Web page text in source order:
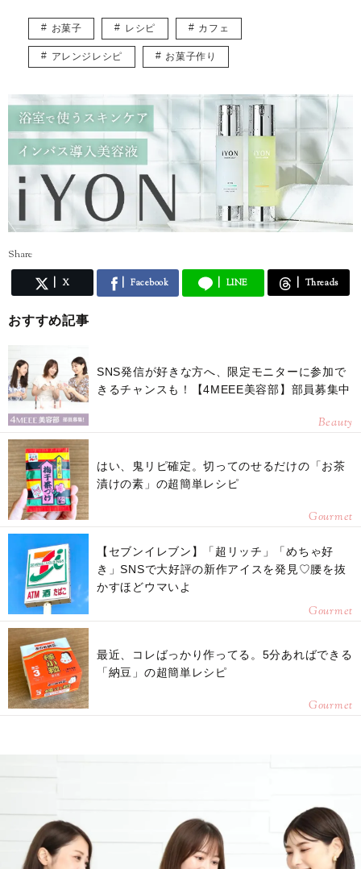
お菓子 レシピ カフェ
アレンジレシピ お菓子作り
Share
X Facebook LINE Threads
おすすめ記事
SNS発信が好きな方へ、限定モニターに参加で
きるチャンスも！【4MEEE美容部】部員募集中
Beauty
はい、鬼リピ確定。切ってのせるだけの「お茶
漬けの素」の超簡単レシピ
Gourmet
【セブンイレブン】「超リッチ」「めちゃ好
き」SNSで大好評の新作アイスを発見♡腰を抜
かすほどウマいよ
Gourmet
最近、コレばっかり作ってる。5分あればできる
「納豆」の超簡単レシピ
Gourmet